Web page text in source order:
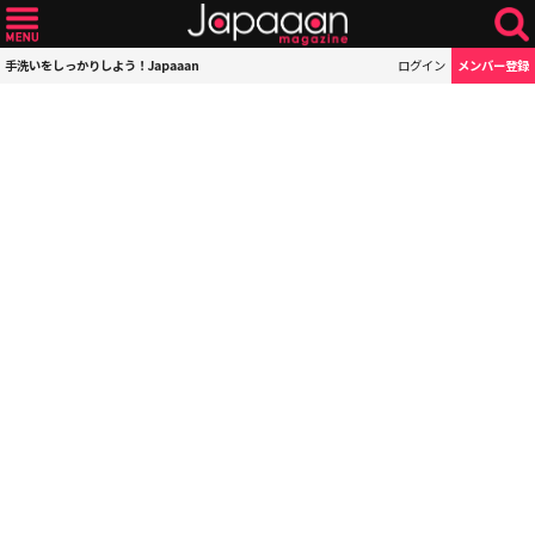
手洗いをしっかりしよう！Japaaan ログイン メンバー登録